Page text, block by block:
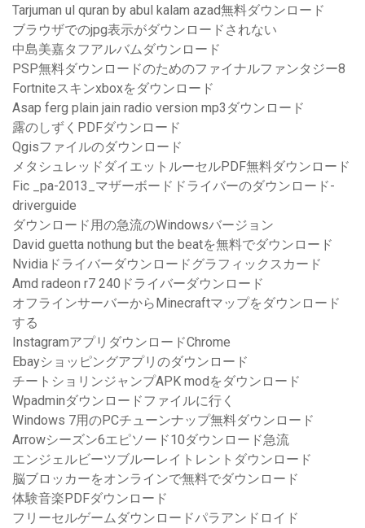
Tarjuman ul quran by abul kalam azad無料ダウンロード
ブラウザでのjpg表示がダウンロードされない
中島美嘉タフアルバムダウンロード
PSP無料ダウンロードのためのファイナルファンタジー8
Fortniteスキンxboxをダウンロード
Asap ferg plain jain radio version mp3ダウンロード
露のしずくPDFダウンロード
Qgisファイルのダウンロード
メタシュレッドダイエットルーセルPDF無料ダウンロード
Fic _pa-2013_マザーボードドライバーのダウンロード-
driverguide
ダウンロード用の急流のWindowsバージョン
David guetta nothung but the beatを無料でダウンロード
Nvidiaドライバーダウンロードグラフィックスカード
Amd radeon r7 240ドライバーダウンロード
オフラインサーバーからMinecraftマップをダウンロード
する
InstagramアプリダウンロードChrome
Ebayショッピングアプリのダウンロード
チートショリンジャンプAPK modをダウンロード
Wpadminダウンロードファイルに行く
Windows 7用のPCチューンナップ無料ダウンロード
Arrowシーズン6エピソード10ダウンロード急流
エンジェルビーツブルーレイトレントダウンロード
脳ブロッカーをオンラインで無料でダウンロード
体験音楽PDFダウンロード
フリーセルゲームダウンロードパラアンドロイド